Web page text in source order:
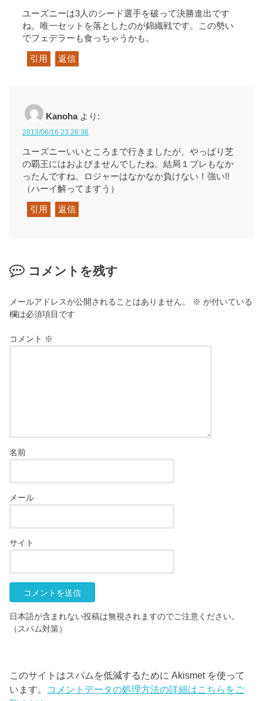
ユーズニーは3人のシード選手を破って決勝進出です
ね。唯一セットを落としたのが錦織戦です。この勢い
でフェデラーも食っちゃうかも。
引用 返信
Kanoha より:
2013/06/16 23:26:36
ユーズニーいいところまで行きましたが、やっぱり芝
の覇王にはおよびませんでしたね。結局１ブレもなか
ったんですね。ロジャーはなかなか負けない！強い!!
（ハーイ解ってますう）
引用 返信
コメントを残す
メールアドレスが公開されることはありません。 ※ が付いている
欄は必須項目です
コメント ※
名前
メール
サイト
日本語が含まれない投稿は無視されますのでご注意ください。
（スパム対策）
このサイトはスパムを低減するために Akismet を使って
います。 コメントデータの処理方法の詳細はこちらをご